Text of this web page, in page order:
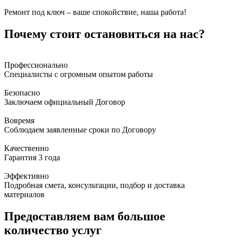
Ремонт под ключ – ваше спокойствие, наша работа!
Почему стоит остановиться на нас?
Профессионально
Специалисты с огромным опытом работы
Безопасно
Заключаем официальный Договор
Вовремя
Соблюдаем заявленные сроки по Договору
Качественно
Гарантия 3 года
Эффективно
Подробная смета, консультации, подбор и доставка
материалов
Предоставляем вам большое
количество услуг